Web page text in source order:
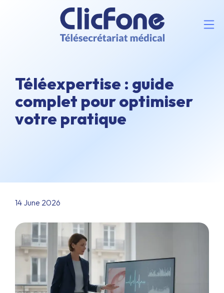
Téléexpertise : guide
complet pour optimiser
votre pratique
14 June 2026